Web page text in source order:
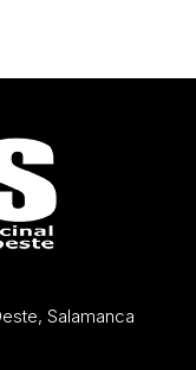
Salamanca